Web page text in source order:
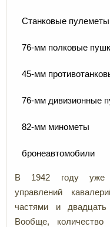
Станковые пулеметы
76-мм полковые
45-мм
76-мм дивизионные
82-мм минометы
бронеавтомобили
В 1942 году уже
управлений
частями и двадцать
Вообще, количество